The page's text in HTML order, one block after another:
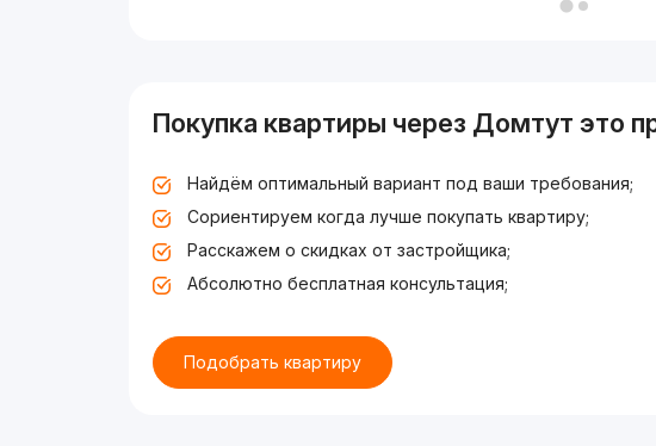
Покупка квартиры через Домтут это
Найдём оптимальный вариант под ваши требования;
Сориентируем когда лучше покупать квартиру;
Расскажем о скидках от застройщика;
Абсолютно бесплатная консультация;
Подобрать квартиру